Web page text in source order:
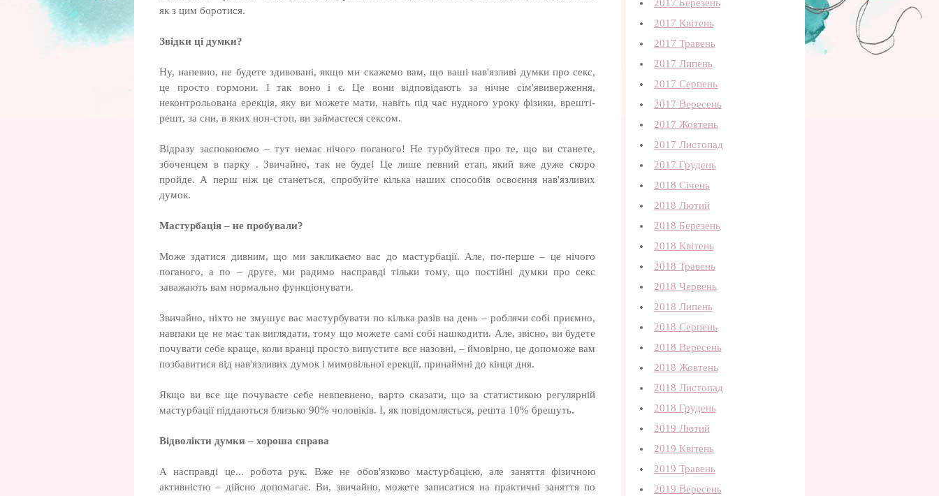
як з цим боротися.
Звідки ці думки?
Ну, напевно, не будете здивовані, якщо ми скажемо вам, що ваші нав'язливі думки про секс,
це просто гормони. І так воно і є. Це вони відповідають за нічне сім'явиверження,
неконтрольована ерекція, яку ви можете мати, навіть під час нудного уроку фізики, врешті-
решт, за сни, в яких нон-стоп, ви займаєтеся сексом.
Відразу заспокоюємо – тут немає нічого поганого! Не турбуйтеся про те, що ви станете,
збоченцем в парку . Звичайно, так не буде! Це лише певний етап, який вже дуже скоро
пройде. А перш ніж це станеться, спробуйте кілька наших способів освоєння нав'язливих
думок.
Мастурбація – не пробували?
Може здатися дивним, що ми закликаємо вас до мастурбації. Але, по-перше – це нічого
поганого, а по – друге, ми радимо насправді тільки тому, що постійні думки про секс
заважають вам нормально функціонувати.
Звичайно, ніхто не змушує вас мастурбувати по кілька разів на день – роблячи собі приємно,
навпаки це не має так виглядати, тому що можете самі собі нашкодити. Але, звісно, ви будете
почувати себе краще, коли вранці просто випустите все назовні, – ймовірно, це допоможе вам
позбавитися від нав'язливих думок і мимовільної ерекції, принаймні до кінця дня.
Якщо ви все ще почуваєте себе невпевнено, варто сказати, що за статистикою регулярній
мастурбації піддаються близько 90% чоловіків. І, як повідомляється, решта 10% брешуть.
Відволікти думки – хороша справа
А насправді це... робота рук. Вже не обов'язково мастурбацією, але заняття фізичною
активністю – дійсно допомагає. Ви, звичайно, можете записатися на практичні заняття по
2017 Березень
2017 Квітень
2017 Травень
2017 Липень
2017 Серпень
2017 Вересень
2017 Жовтень
2017 Листопад
2017 Грудень
2018 Січень
2018 Лютий
2018 Березень
2018 Квітень
2018 Травень
2018 Червень
2018 Липень
2018 Серпень
2018 Вересень
2018 Жовтень
2018 Листопад
2018 Грудень
2019 Лютий
2019 Квітень
2019 Травень
2019 Вересень